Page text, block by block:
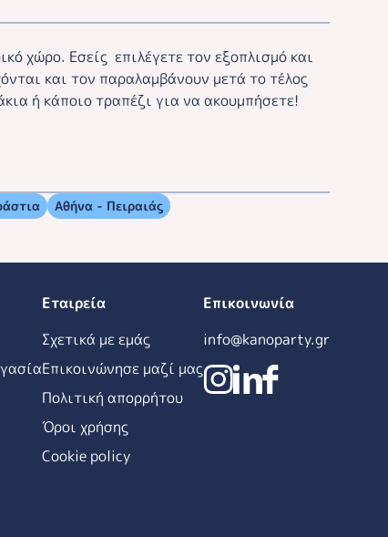
χώρο. Εσείς επιλέγετε τον εξοπλισμό και
και τον παραλαμβάνουν μετά το τέλος
ή κάποιο τραπέζι για να ακουμπήσετε!
Αθήνα - Πειραιάς
Εταιρεία
Σχετικά με εμάς
Επικοινώνησε μαζί μας
Πολιτική απορρήτου
Όροι χρήσης
Cookie policy
Επικοινωνία
info@kanoparty.gr